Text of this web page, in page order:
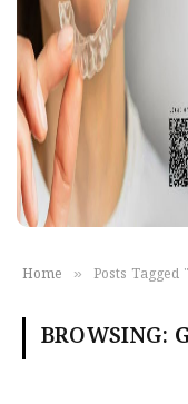
Home » Posts Tagged
BROWSING: